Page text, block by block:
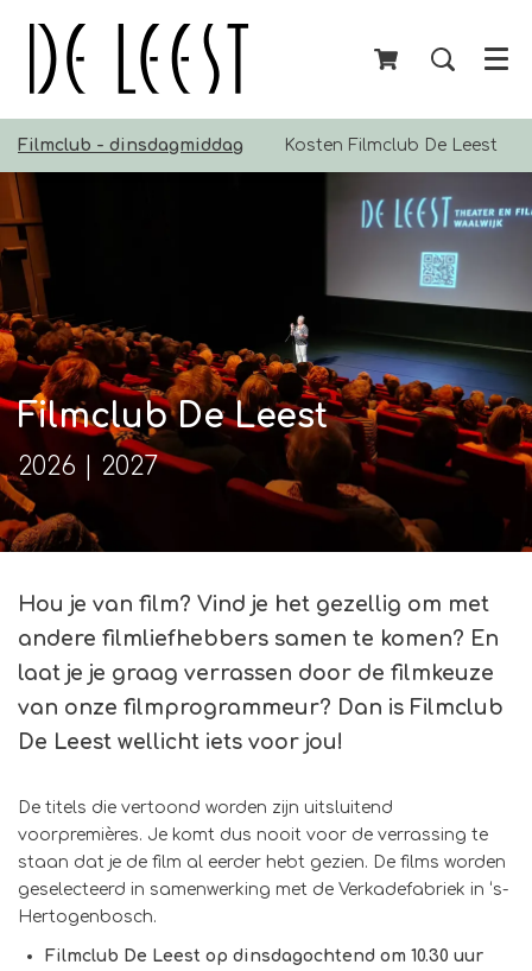
Menu
Filmclub - dinsdagmiddag Kosten Filmclub De Leest
Filmclub De Leest
2026 | 2027
Hou je van film? Vind je het gezellig om met
andere filmliefhebbers samen te komen? En
laat je je graag verrassen door de filmkeuze
van onze filmprogrammeur? Dan is Filmclub
De Leest wellicht iets voor jou!
De titels die vertoond worden zijn uitsluitend
voorpremières. Je komt dus nooit voor de verrassing te
staan dat je de film al eerder hebt gezien. De films worden
geselecteerd in samenwerking met de Verkadefabriek in ‘s-
Hertogenbosch.
Filmclub De Leest op dinsdagochtend om 10.30 uur